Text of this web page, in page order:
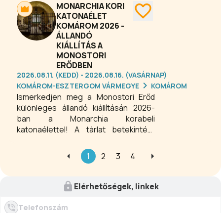
MONARCHIA KORI
KATONAÉLET
KOMÁROM 2026 -
ÁLLANDÓ
KIÁLLÍTÁS A
MONOSTORI
ERŐDBEN
2026.08.11. (KEDD) - 2026.08.16. (VASÁRNAP)
KOMÁROM-ESZTERGOM VÁRMEGYE
KOMÁROM
Ismerkedjen meg a Monostori Erőd
különleges állandó kiállításán 2026-
ban a Monarchia korabeli
katonaélettel! A tárlat betekintést
szállások és a fegyelmi rendszerek
működésébe, miközben
történelmi valóságot. A komáromi
Monostori Erőd állandó kiállítása
tökéletes program történelmi
1 2 3 4
Elérhetőségek, linkek
Telefonszám